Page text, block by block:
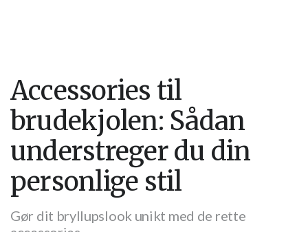
Accessories til
brudekjolen: Sådan
understreger du din
personlige stil
Gør dit bryllupslook unikt med de rette